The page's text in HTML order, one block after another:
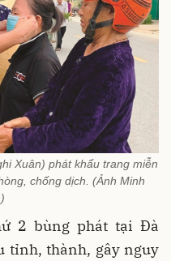
Xuân) phát khẩu trang miễn
chống dịch. (Ảnh Minh
2 bùng phát tại Đà
tỉnh, thành, gây nguy